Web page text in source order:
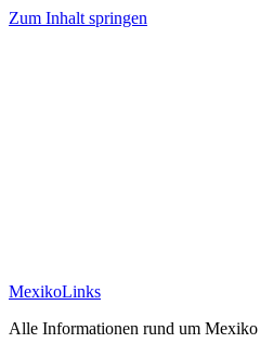
Zum Inhalt springen
MexikoLinks
Alle Informationen rund um Mexiko